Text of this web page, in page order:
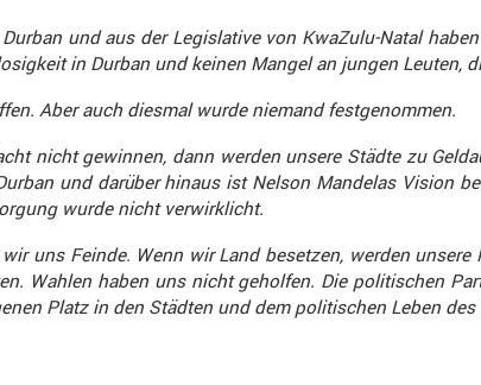
und aus der Legis­la­tive von KwaZulu-Natal
in Durban und keinen Mangel an jungen Leuten,
Aber auch diesmal wurde niemand festge­nommen.
nicht gewinnen, dann werden unsere Städte zu
und darüber hinaus ist Nelson Mandelas Vision
wurde nicht verwirk­licht.
uns Feinde. Wenn wir Land besetzen, werden
Wahlen haben uns nicht geholfen. Die politi­schen
Platz in den Städten und dem politi­schen Leben